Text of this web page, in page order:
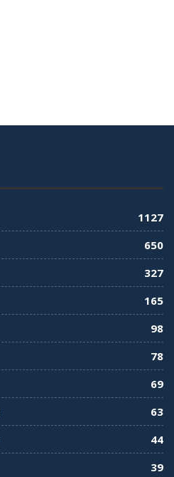
1127
650
327
165
98
78
69
63
44
39